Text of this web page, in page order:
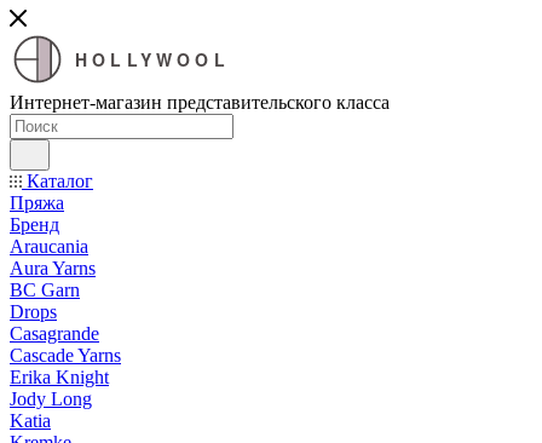
HOLLYWOOL
Интернет-магазин представительского класса
Каталог
Пряжа
Бренд
Araucania
Aura Yarns
BC Garn
Drops
Casagrande
Cascade Yarns
Erika Knight
Jody Long
Katia